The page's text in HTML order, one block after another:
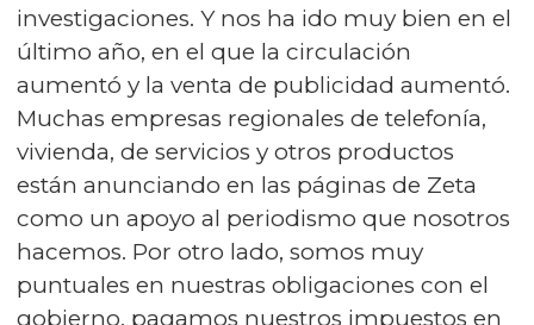
investigaciones. Y nos ha ido muy bien en el
último año, en el que la circulación
aumentó y la venta de publicidad aumentó.
Muchas empresas regionales de telefonía,
vivienda, de servicios y otros productos
están anunciando en las páginas de Zeta
como un apoyo al periodismo que nosotros
hacemos. Por otro lado, somos muy
puntuales en nuestras obligaciones con el
gobierno, pagamos nuestros impuestos en